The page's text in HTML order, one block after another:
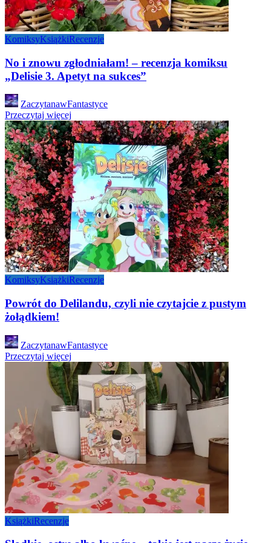
KomiksyKsiążkiRecenzje
No i znowu zgłodniałam! – recenzja komiksu
„Delisie 3. Apetyt na sukces”
Posted
by
ZaczytanawFantastyce
Przeczytaj więcej
KomiksyKsiążkiRecenzje
Powrót do Delilandu, czyli nie czytajcie z pustym
żołądkiem!
Posted
by
ZaczytanawFantastyce
Przeczytaj więcej
KsiążkiRecenzje